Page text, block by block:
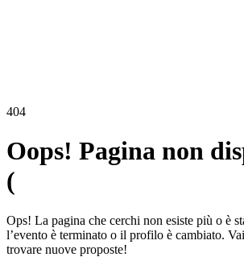
404
Oops! Pagina non
(
Ops! La pagina che cerchi non esiste più o è
l’evento è terminato o il profilo è cambiato.
trovare nuove proposte!